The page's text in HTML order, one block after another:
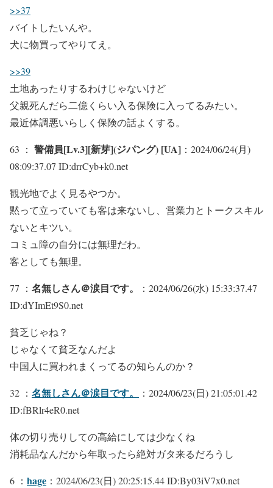
>>37
バイトしたいんや。
犬に物買ってやりてえ。
>>39
土地あったりするわけじゃないけど
父親死んだら二億くらい入る保険に入ってるみたい。
最近体調悪いらしく保険の話よくする。
63 ： 警備員[Lv.3][新芽](ジパング) [UA] ：2024/06/24(月)
08:09:37.07 ID:drrCyb+k0.net
観光地でよく見るやつか。
黙って立っていても客は来ないし、営業力とトークスキル
ないとキツい。
コミュ障の自分には無理だわ。
客としても無理。
77 ： 名無しさん＠涙目です。
：2024/06/26(水) 15:33:37.47
ID:dYImEt9S0.net
貧乏じゃね？
じゃなくて貧乏なんだよ
中国人に買われまくってるの知らんのか？
32 ： 名無しさん＠涙目です。
：2024/06/23(日) 21:05:01.42
ID:fBRlr4eR0.net
体の切り売りしての高給にしては少なくね
消耗品なんだから年取ったら絶対ガタ来るだろうし
6 ： hage ：2024/06/23(日) 20:25:15.44 ID:By03iV7x0.net